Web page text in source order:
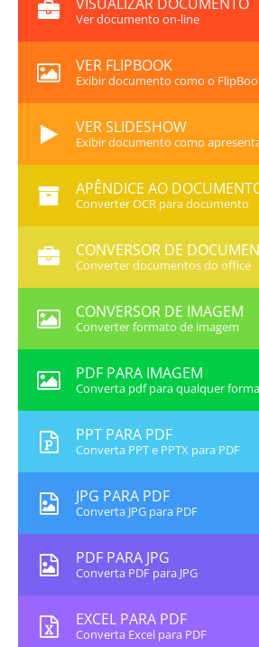
Ver documento on-line
VER FLIPBOOK
Exibir documento como o
VER SLIDESHOW
Exibir documento como
APÊNDICE AO
Converter OCR para documento
CONVERSOR DE
Converter documentos do office
CONVERSOR DE IMAGEM
Converter formato de imagem
PDF PARA IMAGEM
Converta pdf para qualquer
PPT PARA PDF
Converta PPT e PPTX para PDF
JPG PARA PDF
Converta JPG para PDF
PDF PARA JPG
Converta PDF para JPG
EXCEL PARA PDF
Converta Excel para PDF